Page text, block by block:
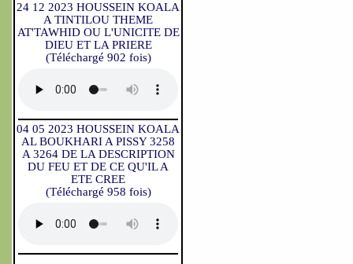
24 12 2023 HOUSSEIN KOALA
A TINTILOU THEME
AT'TAWHID OU L'UNICITE DE
DIEU ET LA PRIERE
(Téléchargé 902 fois)
04 05 2023 HOUSSEIN KOALA
AL BOUKHARI A PISSY 3258
A 3264 DE LA DESCRIPTION
DU FEU ET DE CE QU'IL A
ETE CREE
(Téléchargé 958 fois)